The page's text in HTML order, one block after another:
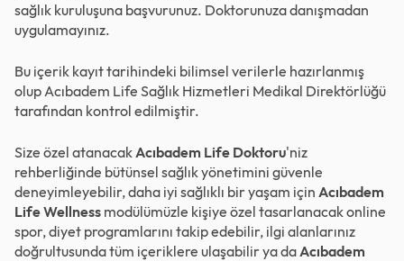
sağlık kuruluşuna başvurunuz. Doktorunuza danışmadan
uygulamayınız.
Bu içerik kayıt tarihindeki bilimsel verilerle hazırlanmış
olup Acıbadem Life Sağlık Hizmetleri Medikal Direktörlüğü
tarafından kontrol edilmiştir.
Size özel atanacakAcıbadem Life Doktoru'niz
rehberliğinde bütünsel sağlık yönetimini güvenle
deneyimleyebilir, daha iyi sağlıklı bir yaşam için Acıbadem
Life Wellness modülümüzle kişiye özel tasarlanacak online
spor, diyet programlarını takip edebilir, ilgi alanlarınız
doğrultusunda tüm içeriklere ulaşabilir ya daAcıbadem